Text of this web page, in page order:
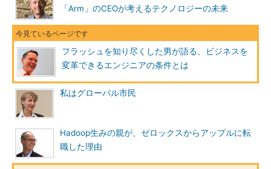
大学の専攻は「化学工学」
「Arm」のCEOが考えるテクノロジーの未来
フラッシュを知り尽くした男が語る、ビジネスを
変革できるエンジニアの条件とは
私はグローバル市民
Hadoop生みの親が、ゼロックスからアップルに転
職した理由